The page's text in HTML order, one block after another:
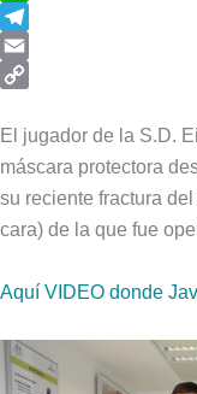
WhatsApp
Telegram
Email
Link
El jugador de la S.D.
máscara protectora
su reciente fractura
cara) de la que fue
Aquí VIDEO donde